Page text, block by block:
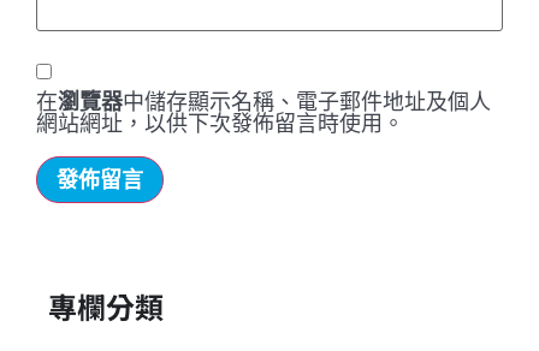
在瀏覽器中儲存顯示名稱、電子郵件地址及個人
網站網址，以供下次發佈留言時使用。
專欄分類